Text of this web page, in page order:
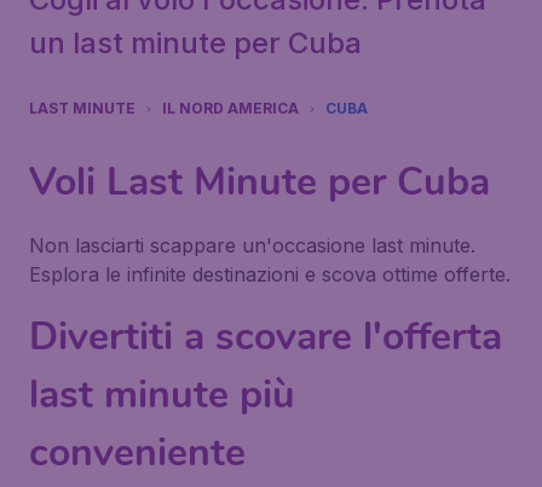
un last minute per Cuba
LAST MINUTE IL NORD AMERICA CUBA
Voli Last Minute per Cuba
Non lasciarti scappare un'occasione last minute.
Esplora le infinite destinazioni e scova ottime offerte.
Divertiti a scovare l'offerta
last minute più
conveniente